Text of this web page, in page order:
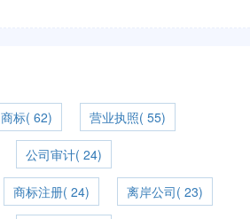
商标( 62) 营业执照( 55)
公司审计( 24)
商标注册( 24) 离岸公司( 23)